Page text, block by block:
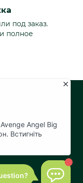
под заказ.
полное